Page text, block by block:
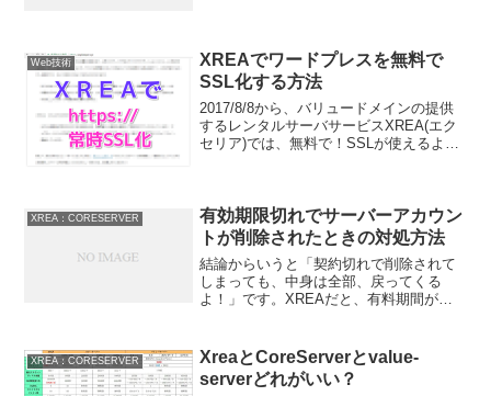
uinap@bac...
Web技術
XREAでワードプレスを無料で
SSL化する方法
2017/8/8から、バリュードメインの提供
するレンタルサーバサービスXREA(エク
セリア)では、無料で！SSLが使えるよう
XREA：CORESERVER
有効期限切れでサーバーアカウン
トが削除されたときの対処方法
結論からいうと「契約切れで削除されて
しまっても、中身は全部、戻ってくる
よ！」です。XREAだと、有料期間が過
ってしまうので、MT(など、ファイル容
量を食うシステム)を複...
XREA：CORESERVER
XreaとCoreServerとvalue-
serverどれがいい？